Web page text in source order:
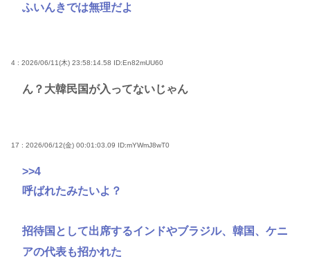
ふいんきでは無理だよ
4 : 2026/06/11(木) 23:58:14.58 ID:En82mUU60
ん？大韓民国が入ってないじゃん
17 : 2026/06/12(金) 00:01:03.09 ID:mYWmJ8wT0
>>4
呼ばれたみたいよ？
招待国として出席するインドやブラジル、韓国、ケニ
アの代表も招かれた